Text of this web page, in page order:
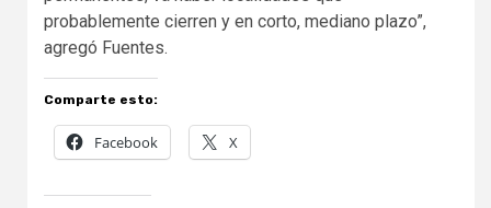
probablemente cierren y en corto, mediano plazo”,
agregó Fuentes.
Comparte esto:
Facebook X